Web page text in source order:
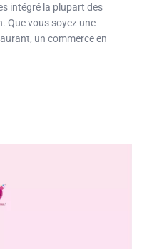
intégré la plupart des
Que vous soyez une
un commerce en